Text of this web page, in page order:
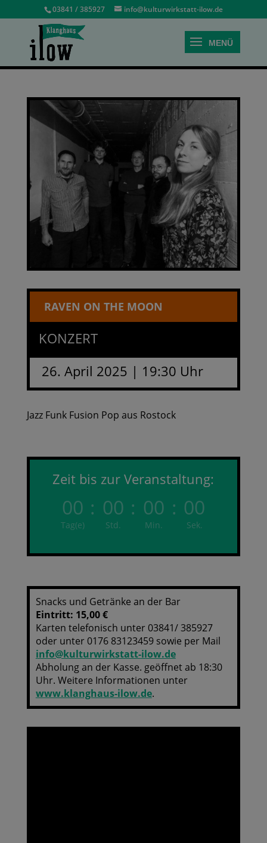
03841 / 385927 info@kulturwirkstatt-ilow.de
RAVEN ON THE MOON
KONZERT
26. April 2025 | 19:30 Uhr
Jazz Funk Fusion Pop aus Rostock
Zeit bis zur Veranstaltung:
00
Tag(e)
: 00
Std.
: 00
Min.
: 00
Sek.
Snacks und Getränke an der Bar
Eintritt: 15,00 €
Karten telefonisch unter 03841/ 385927
oder unter 0176 83123459 sowie per Mail
info@kulturwirkstatt-ilow.de
Abholung an der Kasse. geöffnet ab 18:30
Uhr. Weitere Informationen unter
www.klanghaus-ilow.de.